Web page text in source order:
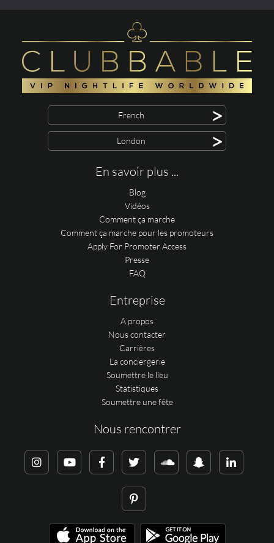
French >
London >
En savoir plus ...
Blog
Vidéos
Comment ça marche
Comment ça marche pour les promoteurs
Apply For Promoter Access
Presse
FAQ
Entreprise
A propos
Nous contacter
Carrières
La conciergerie
Soumettre le lieu
Statistiques
Soumettre une fête
Nous rencontrer